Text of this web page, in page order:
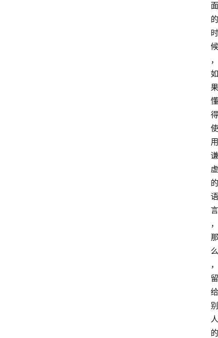
面
的
时
候
，
如
果
懂
得
使
用
谦
虚
的
语
言
，
那
么
，
留
给
别
人
的